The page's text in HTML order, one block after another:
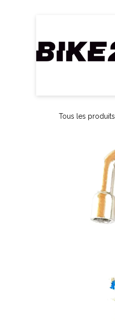
Tous les produits